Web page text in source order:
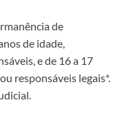
de
de idade,
e de 16 a 17
responsáveis legais*.